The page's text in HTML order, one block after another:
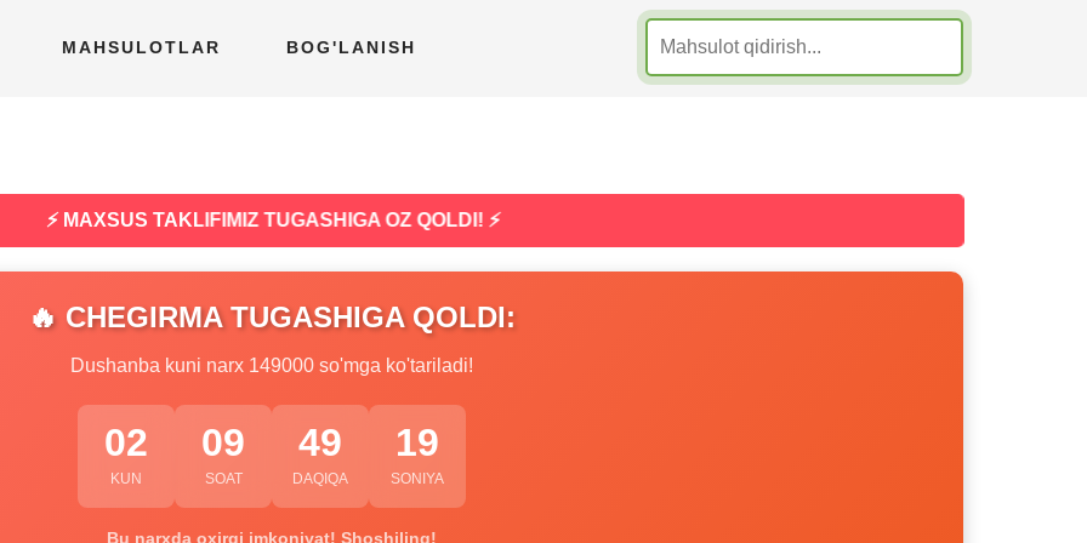
MAHSULOTLAR BOG'LANISH
⚡ MAXSUS TAKLIFIMIZ TUGASHIGA OZ QOLDI! ⚡
🔥 CHEGIRMA TUGASHIGA QOLDI:
Dushanba kuni narx 149000 so'mga ko'tariladi!
02
KUN
09
SOAT
49
DAQIQA
18
SONIYA
Bu narxda oxirgi imkoniyat! Shoshiling!